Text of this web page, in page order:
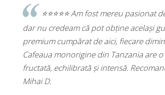
pasionat de cafeaua de specialitate,
același gust acasă. Cu espressorul
dimineață începe perfect!
are o aromă incredibilă –
Recomand cu toată încrederea!